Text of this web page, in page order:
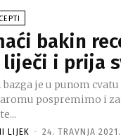
bakin
i prija
bazga je u punom
pospremimo i
LIJEK - 24. TRAVNJA 2021.